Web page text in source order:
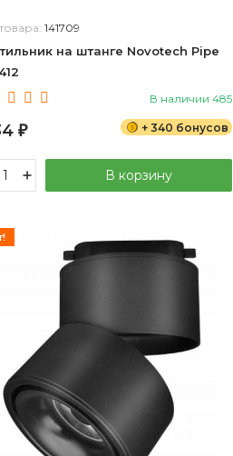
141709
на штанге Novotech Pipe
В наличии 485
₽ + 340 бонусов
В корзину